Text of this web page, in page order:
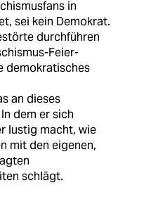
in
sei kein Demokrat.
durchführen
Feier-
demokratisches
an dieses
dem er sich
lustig macht, wie
mit den eigenen,
schlägt.